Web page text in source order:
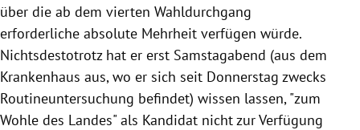
über die ab dem vierten Wahldurchgang
erforderliche absolute Mehrheit verfügen würde.
Nichtsdestotrotz hat er erst Samstagabend (aus dem
Krankenhaus aus, wo er sich seit Donnerstag zwecks
Routineuntersuchung befindet) wissen lassen, "zum
Wohle des Landes" als Kandidat nicht zur Verfügung